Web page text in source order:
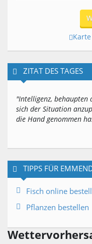
Karte
ZITAT DES TAGES
"Intelligenz, behaupten
sich der Situation
die Hand genommen
TIPPS FÜR
Fisch online
Pflanzen bestellen